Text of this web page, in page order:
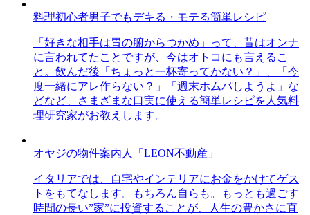
料理初心者男子でもデキる・モテる簡単レシピ
「好きな相手は胃の腑からつかめ」って、昔はオンナ
に言われてたことですが、今はオトコにも言えるこ
と。飲んだ後「ちょっと一杯寄ってかない？」、「今
度一緒にアレ作らない？」「週末ホムパしようよ」な
どなど、さまざまな口実に使える簡単レシピを人気料
理研究家がお教えします。
オヤジの物件案内人「LEON不動産」
イタリアでは、自宅やインテリアにお金をかけてゲス
トをもてなします。もちろん自らも。もっとも過ごす
時間の長い”家”に投資することが、人生の豊かさに直